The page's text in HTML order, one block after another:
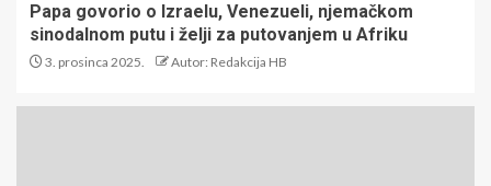
Papa govorio o Izraelu, Venezueli, njemačkom
sinodalnom putu i želji za putovanjem u Afriku
3. prosinca 2025. Autor: Redakcija HB